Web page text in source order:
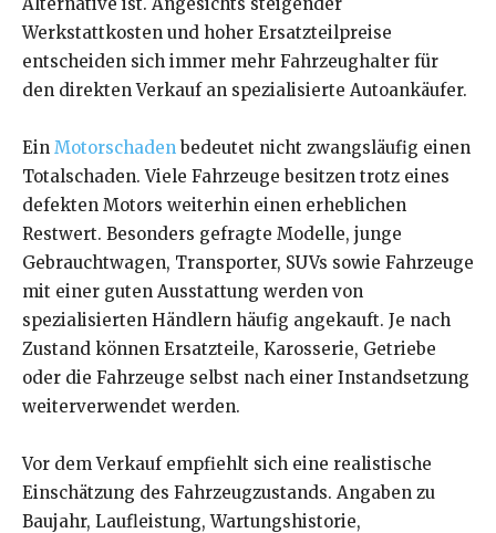
Werkstattkosten und hoher Ersatzteilpreise
entscheiden sich immer mehr Fahrzeughalter für
den direkten Verkauf an spezialisierte Autoankäufer.
Ein Motorschaden bedeutet nicht zwangsläufig einen
Totalschaden. Viele Fahrzeuge besitzen trotz eines
defekten Motors weiterhin einen erheblichen
Restwert. Besonders gefragte Modelle, junge
Gebrauchtwagen, Transporter, SUVs sowie Fahrzeuge
mit einer guten Ausstattung werden von
spezialisierten Händlern häufig angekauft. Je nach
Zustand können Ersatzteile, Karosserie, Getriebe
oder die Fahrzeuge selbst nach einer Instandsetzung
weiterverwendet werden.
Vor dem Verkauf empfiehlt sich eine realistische
Einschätzung des Fahrzeugzustands. Angaben zu
Baujahr, Laufleistung, Wartungshistorie,